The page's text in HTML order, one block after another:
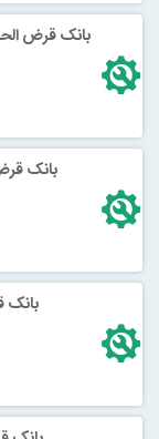
بانک قرض الحسنه مهر
بانک
بانک